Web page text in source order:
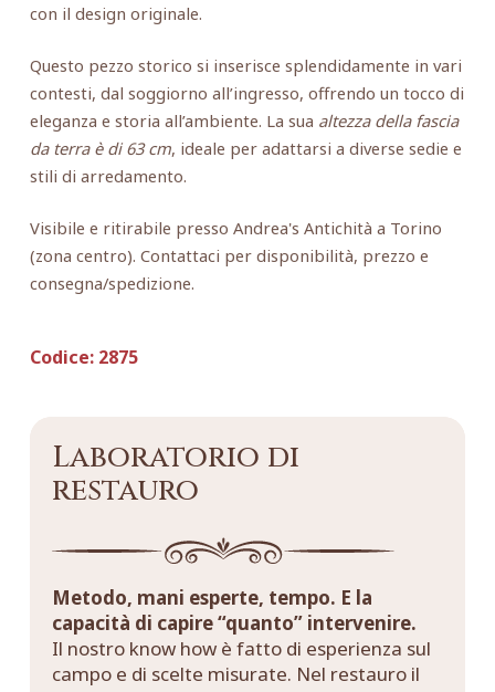
con il design originale.
Questo pezzo storico si inserisce splendidamente in vari
contesti, dal soggiorno all’ingresso, offrendo un tocco di
eleganza e storia all’ambiente. La sua altezza della fascia
da terra è di 63 cm, ideale per adattarsi a diverse sedie e
stili di arredamento.
Visibile e ritirabile presso Andrea's Antichità a Torino
(zona centro). Contattaci per disponibilità, prezzo e
consegna/spedizione.
Codice:2875
Laboratorio di
restauro
Metodo, mani esperte, tempo. E la
capacità di capire “quanto” intervenire.
Il nostro know how è fatto di esperienza sul
campo e di scelte misurate. Nel restauro il